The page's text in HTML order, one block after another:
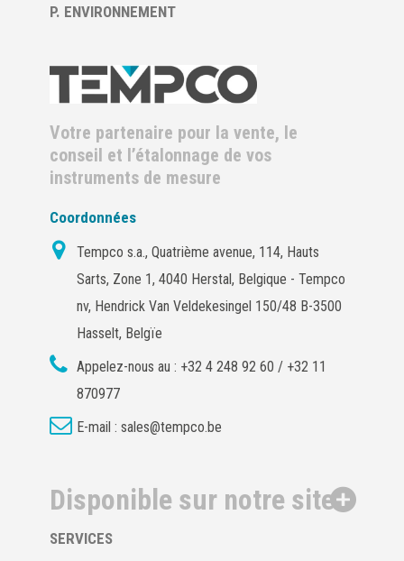
P. ENVIRONNEMENT
Votre partenaire pour la vente, le
conseil et l’étalonnage de vos
instruments de mesure
Coordonnées
Tempco s.a., Quatrième avenue, 114, Hauts
Sarts, Zone 1, 4040 Herstal, Belgique - Tempco
nv, Hendrick Van Veldekesingel 150/48 B-3500
Hasselt, Belgïe
Appelez-nous au : +32 4 248 92 60 / +32 11
870977
E-mail : sales@tempco.be
Disponible sur notre site
SERVICES